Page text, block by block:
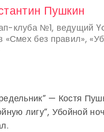
Пушкин
клуба №1, ведущий
«Смех без правил»,
— Костя
лигу”, Убойной